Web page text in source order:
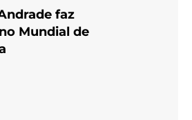
faz
Mundial de